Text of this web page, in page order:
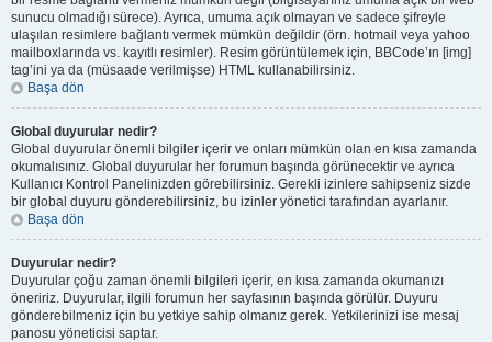
sunucu olmadığı sürece). Ayrıca, umuma açık olmayan ve sadece şifreyle
ulaşılan resimlere bağlantı vermek mümkün değildir (örn. hotmail veya yahoo
mailboxlarında vs. kayıtlı resimler). Resim görüntülemek için, BBCode’ın [img]
tag’ini ya da (müsaade verilmişse) HTML kullanabilirsiniz.
Başa dön
Global duyurular nedir?
Global duyurular önemli bilgiler içerir ve onları mümkün olan en kısa zamanda
okumalısınız. Global duyurular her forumun başında görünecektir ve ayrıca
Kullanıcı Kontrol Panelinizden görebilirsiniz. Gerekli izinlere sahipseniz sizde
bir global duyuru gönderebilirsiniz, bu izinler yönetici tarafından ayarlanır.
Başa dön
Duyurular nedir?
Duyurular çoğu zaman önemli bilgileri içerir, en kısa zamanda okumanızı
öneririz. Duyurular, ilgili forumun her sayfasının başında görülür. Duyuru
gönderebilmeniz için bu yetkiye sahip olmanız gerek. Yetkilerinizi ise mesaj
panosu yöneticisi saptar.